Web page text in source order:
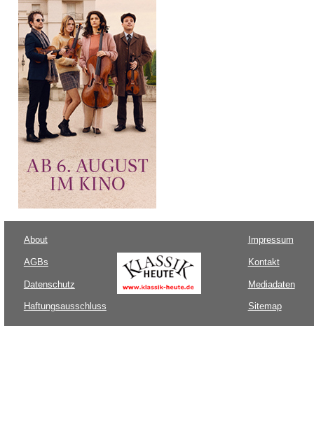
About
AGBs
Datenschutz
Haftungsausschluss
Impressum
Kontakt
Mediadaten
Sitemap